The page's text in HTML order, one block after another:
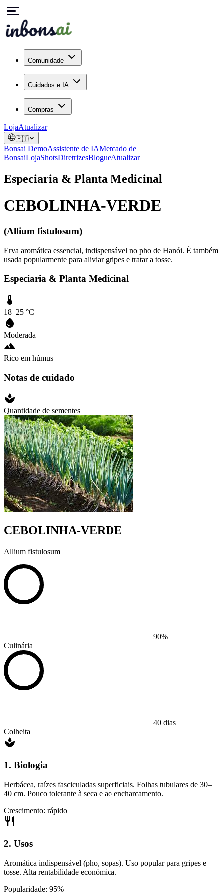
Comunidade
Cuidados e IA
Compras
LojaAtualizar
🇵🇹
Bonsai DemoAssistente de IAMercado de
BonsaiLojaShotsDiretrizesBlogueAtualizar
Especiaria & Planta Medicinal
CEBOLINHA-VERDE
(Allium fistulosum)
Erva aromática essencial, indispensável no pho de Hanói. É também
usada popularmente para aliviar gripes e tratar a tosse.
Especiaria & Planta Medicinal
18–25 °C
Moderada
Rico em húmus
Notas de cuidado
Quantidade de sementes
CEBOLINHA-VERDE
Allium fistulosum
90%
Culinária
40 dias
Colheita
1. Biologia
Herbácea, raízes fasciculadas superficiais. Folhas tubulares de 30–
40 cm. Pouco tolerante à seca e ao encharcamento.
Crescimento: rápido
2. Usos
Aromática indispensável (pho, sopas). Uso popular para gripes e
tosse. Alta rentabilidade económica.
Popularidade: 95%